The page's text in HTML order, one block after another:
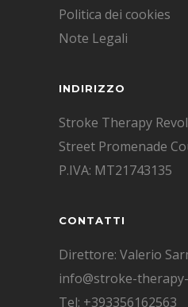
Politica dei cookies
Note Legali
INDIRIZZO
Stroke Therapy
Street Promenade
P.IVA: MT21743135
CONTATTI
Direttore: Valerio
info@stroke-
Tel: +393356162563